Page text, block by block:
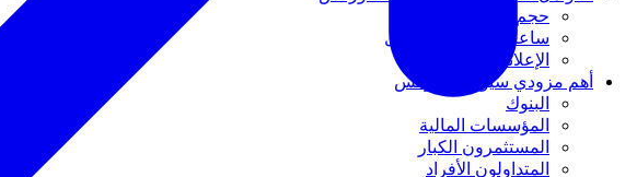
حجم السوق
ساعات جلسات التداول
الإعلانات الإخبارية
أهم مزودي سيولة الفوركس
البنوك
المؤسسات المالية
المستثمرون الكبار
المتداولون الأفراد